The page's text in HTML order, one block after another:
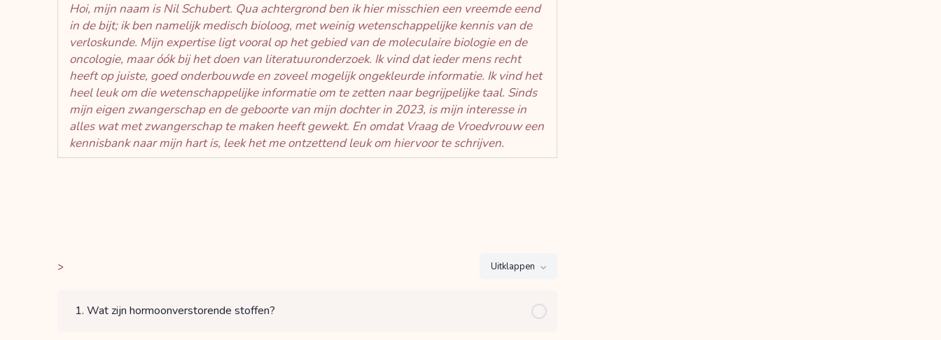
Hoi, mijn naam is Nil Schubert. Qua achtergrond ben ik hier misschien een vreemde eend
in de bijt; ik ben namelijk medisch bioloog, met weinig wetenschappelijke kennis van de
verloskunde. Mijn expertise ligt vooral op het gebied van de moleculaire biologie en de
oncologie, maar óók bij het doen van literatuuronderzoek. Ik vind dat ieder mens recht
heeft op juiste, goed onderbouwde en zoveel mogelijk ongekleurde informatie. Ik vind het
heel leuk om die wetenschappelijke informatie om te zetten naar begrijpelijke taal. Sinds
mijn eigen zwangerschap en de geboorte van mijn dochter in 2023, is mijn interesse in
alles wat met zwangerschap te maken heeft gewekt. En omdat Vraag de Vroedvrouw een
kennisbank naar mijn hart is, leek het me ontzettend leuk om hiervoor te schrijven.
> Uitklappen
1. Wat zijn hormoonverstorende stoffen?